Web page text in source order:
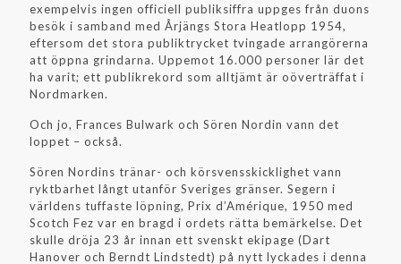
exempelvis ingen officiell publiksiffra uppges från duons
besök i samband med Årjängs Stora Heatlopp 1954,
eftersom det stora publiktrycket tvingade arrangörerna
att öppna grindarna. Uppemot 16.000 personer lär det
ha varit; ett publikrekord som alltjämt är oöverträffat i
Nordmarken.
Och jo, Frances Bulwark och Sören Nordin vann det
loppet – också.
Sören Nordins tränar- och körsvensskicklighet vann
ryktbarhet långt utanför Sveriges gränser. Segern i
världens tuffaste löpning, Prix d’Amérique, 1950 med
Scotch Fez var en bragd i ordets rätta bemärkelse. Det
skulle dröja 23 år innan ett svenskt ekipage (Dart
Hanover och Berndt Lindstedt) på nytt lyckades i denna